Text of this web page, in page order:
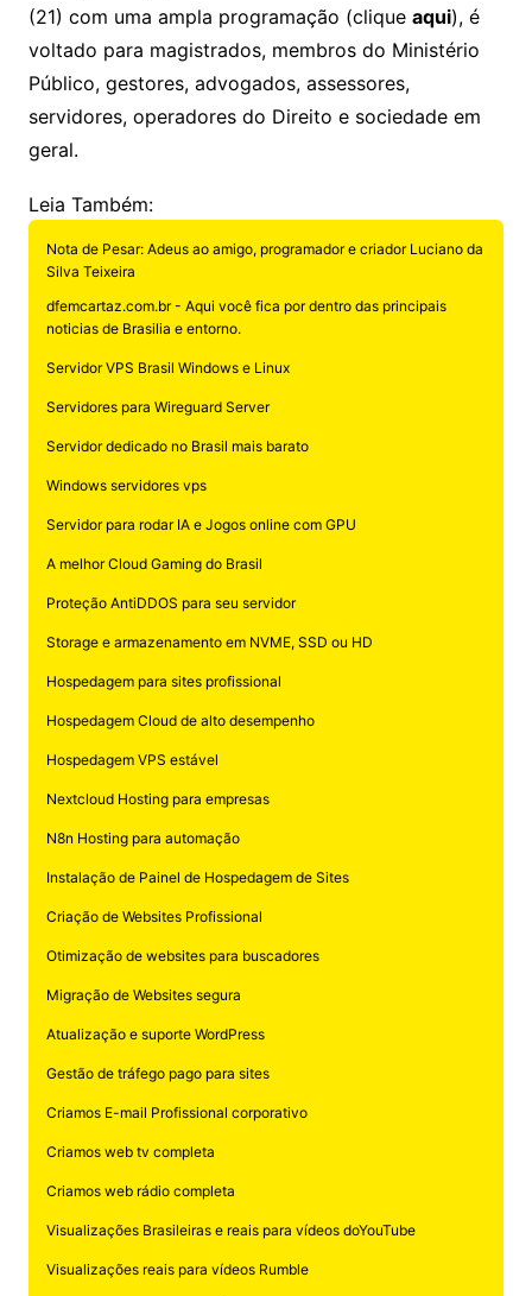
(21) com uma ampla programação (clique aqui), é
voltado para magistrados, membros do Ministério
Público, gestores, advogados, assessores,
servidores, operadores do Direito e sociedade em
geral.
Leia Também:
Nota de Pesar: Adeus ao amigo, programador e criador Luciano da
Silva Teixeira
dfemcartaz.com.br - Aqui você fica por dentro das principais
noticias de Brasilia e entorno.
Servidor VPS Brasil Windows e Linux
Servidores para Wireguard Server
Servidor dedicado no Brasil mais barato
Windows servidores vps
Servidor para rodar IA e Jogos online com GPU
A melhor Cloud Gaming do Brasil
Proteção AntiDDOS para seu servidor
Storage e armazenamento em NVME, SSD ou HD
Hospedagem para sites profissional
Hospedagem Cloud de alto desempenho
Hospedagem VPS estável
Nextcloud Hosting para empresas
N8n Hosting para automação
Instalação de Painel de Hospedagem de Sites
Criação de Websites Profissional
Otimização de websites para buscadores
Migração de Websites segura
Atualização e suporte WordPress
Gestão de tráfego pago para sites
Criamos E-mail Profissional corporativo
Criamos web tv completa
Criamos web rádio completa
Visualizações Brasileiras e reais para vídeos doYouTube
Visualizações reais para vídeos Rumble